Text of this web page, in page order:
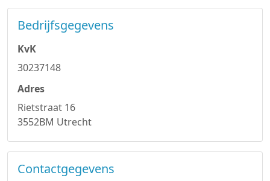
Bedrijfsgegevens
KvK
30237148
Adres
Rietstraat 16
3552BM Utrecht
Contactgegevens